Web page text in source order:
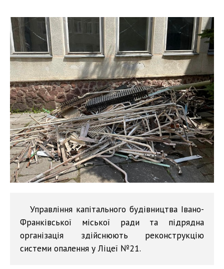
Управління капітального будівництва Івано-
Франківської міської ради та підрядна
організація здійснюють реконструкцію
системи опалення у Ліцеї №21.